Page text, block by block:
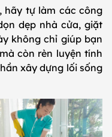
hãy tự làm các công
dẹp nhà cửa, giặt
không chỉ giúp bạn
còn rèn luyện tính
xây dựng lối sống